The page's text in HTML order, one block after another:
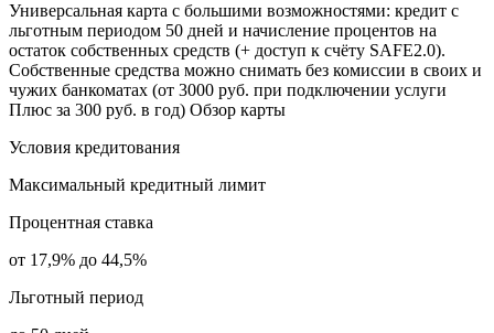
Универсальная карта с большими возможностями: кредит с
льготным периодом 50 дней и начисление процентов на
остаток собственных средств (+ доступ к счёту SAFE2.0).
Собственные средства можно снимать без комиссии в своих и
чужих банкоматах (от 3000 руб. при подключении услуги
Плюс за 300 руб. в год) Обзор карты
Условия кредитования
Максимальный кредитный лимит
Процентная ставка
от 17,9% до 44,5%
Льготный период